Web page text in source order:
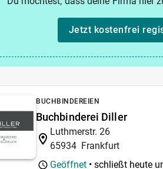
Jetzt kostenfrei
BUCHBINDEREIEN
Buchbinderei Diller
Luthmerstr. 26
65934 Frankfurt
Geöffnet • schließt heute